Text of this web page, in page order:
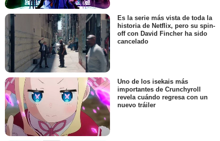
Es la serie más vista de toda la
historia de Netflix, pero su spin-
off con David Fincher ha sido
cancelado
Uno de los isekais más
importantes de Crunchyroll
revela cuándo regresa con un
nuevo tráiler